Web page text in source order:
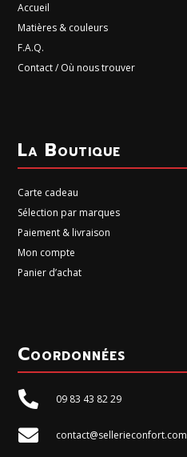
Accueil
Matières & couleurs
F.A.Q.
Contact / Où nous trouver
La Boutique
Carte cadeau
Sélection par marques
Paiement & livraison
Mon compte
Panier d’achat
Coordonnées
 09 83 43 82 29
 contact@sellerieconfort.com